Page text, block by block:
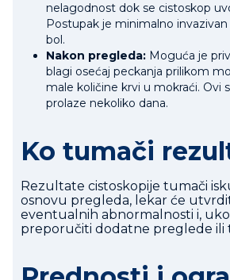
nelagodnost dok se cistoskop
Postupak je minimalno
bol.
Nakon pregleda: Moguća je
blagi osećaj peckanja prilikom
male količine krvi u mokraći. Ovi
prolaze nekoliko dana.
Ko tumači
Rezultate cistoskopije tumači
osnovu pregleda, lekar će
eventualnih abnormalnosti i,
preporučiti dodatne preglede ili